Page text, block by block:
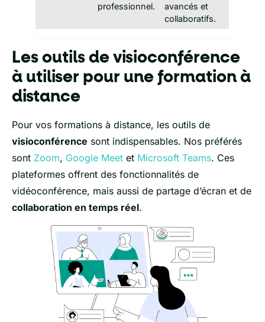
professionnel.
avancés et
collaboratifs.
Les outils de visioconférence
à utiliser pour une formation à
distance
Pour vos formations à distance, les outils de
visioconférence sont indispensables. Nos préférés
sont Zoom, Google Meet et Microsoft Teams. Ces
plateformes offrent des fonctionnalités de
vidéoconférence, mais aussi de partage d’écran et de
collaboration en temps réel.